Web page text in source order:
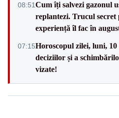
08:51Cum îți salvezi gazonul
replantezi. Trucul
experiență îl fac în
07:15Horoscopul zilei, luni, 10
deciziilor și a
vizate!